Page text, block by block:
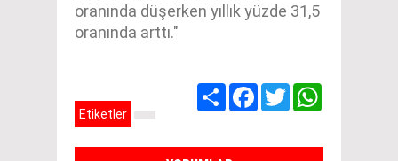
oranında düşerken yıllık yüzde 31,5
oranında arttı."
Share Facebook
Twitter
Etiketler